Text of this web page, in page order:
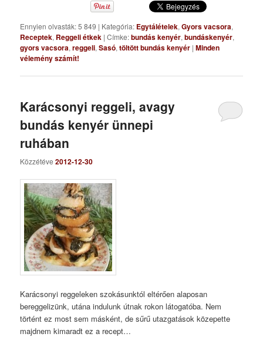
Ennyien olvasták: 5 849 | Kategória: Egytálételek,Gyors vacsora,
Receptek, Reggeli étkek |Címke:bundás kenyér,bundáskenyér,
gyors vacsora,reggeli,Sasó,töltött bundás kenyér |Minden
vélemény számít!
Karácsonyi reggeli, avagy
bundás kenyér ünnepi
ruhában
Közzétéve2012-12-30
Karácsonyi reggeleken szokásunktól eltérően alaposan
bereggelizünk, utána indulunk útnak rokon látogatóba. Nem
történt ez most sem másként, de sűrű utazgatások közepette
majdnem kimaradt ez a recept…